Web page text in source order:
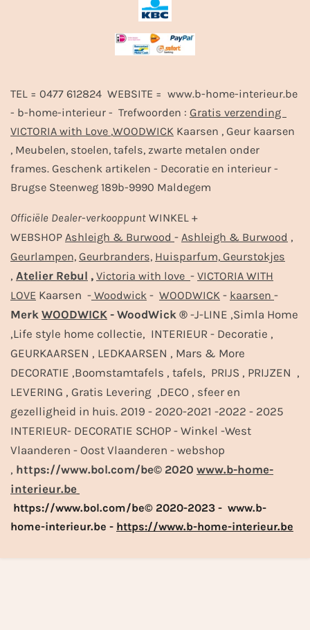
TEL = 0477 612824 WEBSITE = www.b-home-interieur.be
- b-home-interieur - Trefwoorden : Gratis verzending
VICTORIA with Love ,WOODWICK Kaarsen , Geur kaarsen
, Meubelen, stoelen, tafels, zwarte metalen onder
frames. Geschenk artikelen - Decoratie en interieur -
Brugse Steenweg 189b-9990 Maldegem
Officiële Dealer-verkooppunt WINKEL +
WEBSHOP Ashleigh & Burwood - Ashleigh & Burwood ,
Geurlampen, Geurbranders, Huisparfum, Geurstokjes
, Atelier Rebul , Victoria with love - VICTORIA WITH
LOVE Kaarsen - Woodwick - WOODWICK - kaarsen -
Merk WOODWICK - WoodWick ® -J-LINE ,Simla Home
,Life style home collectie, INTERIEUR - Decoratie ,
GEURKAARSEN , LEDKAARSEN , Mars & More
DECORATIE ,Boomstamtafels , tafels, PRIJS , PRIJZEN ,
LEVERING , Gratis Levering ,DECO , sfeer en
gezelligheid in huis. 2019 - 2020-2021 -2022 - 2025
INTERIEUR- DECORATIE SCHOP - Winkel -West
Vlaanderen - Oost Vlaanderen - webshop
, https://www.bol.com/be© 2020 www.b-home-
interieur.be
https://www.bol.com/be© 2020-2023 - www.b-
home-interieur.be - https://www.b-home-interieur.be